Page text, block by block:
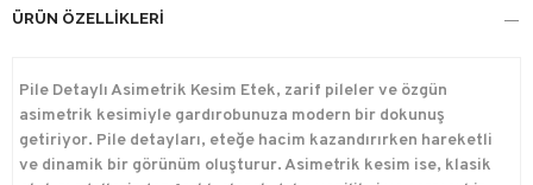
ÜRÜN ÖZELLIKLERI
Pile Detaylı Asimetrik Kesim Etek, zarif pileler ve özgün
asimetrik kesimiyle gardırobunuza modern bir dokunuş
getiriyor. Pile detayları, eteğe hacim kazandırırken hareketli
ve dinamik bir görünüm oluşturur. Asimetrik kesim ise, klasik